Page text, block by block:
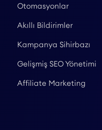
Otomasyonlar
Akıllı Bildirimler
Kampanya Sihirbazı
Gelişmiş SEO Yönetimi
Affiliate Marketing